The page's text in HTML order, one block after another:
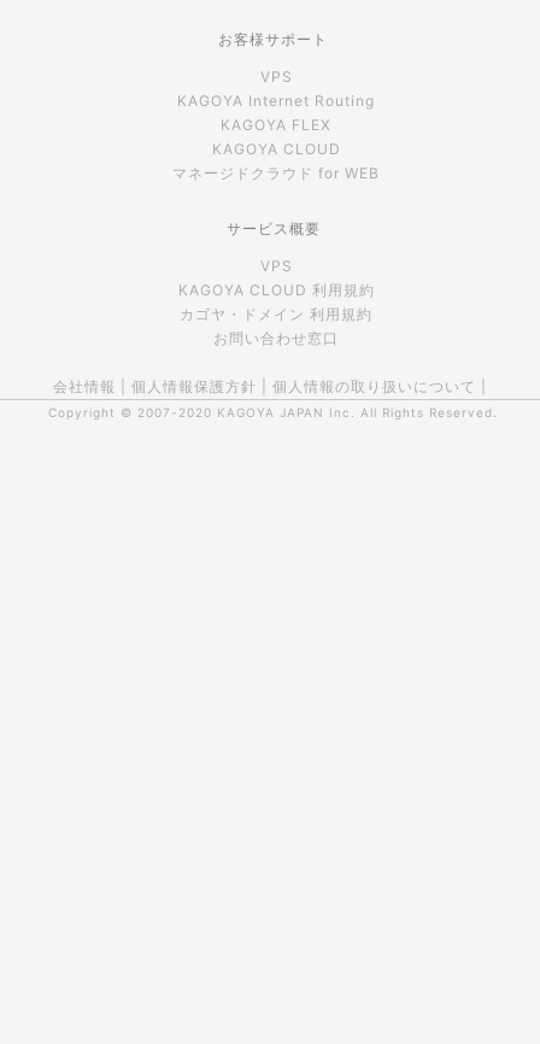
お客様サポート
VPS
KAGOYA Internet Routing
KAGOYA FLEX
KAGOYA CLOUD
マネージドクラウド for WEB
サービス概要
VPS
KAGOYA CLOUD 利用規約
カゴヤ・ドメイン 利用規約
お問い合わせ窓口
会社情報 個人情報保護方針 個人情報の取り扱いについて
Copyright © 2007-2020 KAGOYA JAPAN Inc. All Rights Reserved.